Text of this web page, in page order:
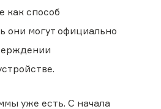
как способ
они могут официально
уже есть. С начала